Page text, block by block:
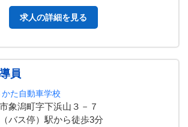
求人の詳細を見る
員
た自動車学校
象潟町字下浜山３－７
バス停）駅から徒歩3分